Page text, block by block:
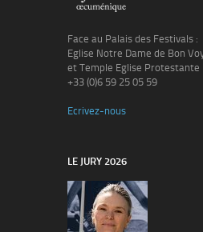
Face au Palais des Festivals :
Eglise Notre Dame de Bon
et Temple Eglise Protestante
+33 (0)6 59 25 05 59
Ecrivez-nous
LE JURY 2026